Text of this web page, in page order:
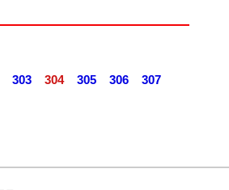
303 304 305 306
307